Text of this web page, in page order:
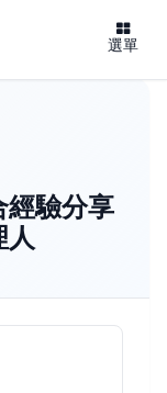
選單
經驗分享